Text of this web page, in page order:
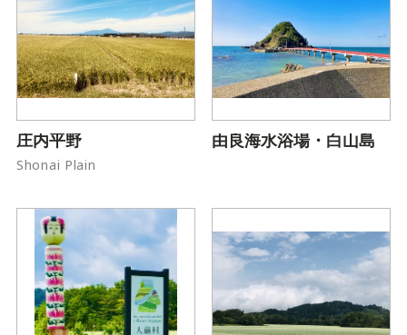
庄内平野
Shonai Plain
由良海水浴場・白山島